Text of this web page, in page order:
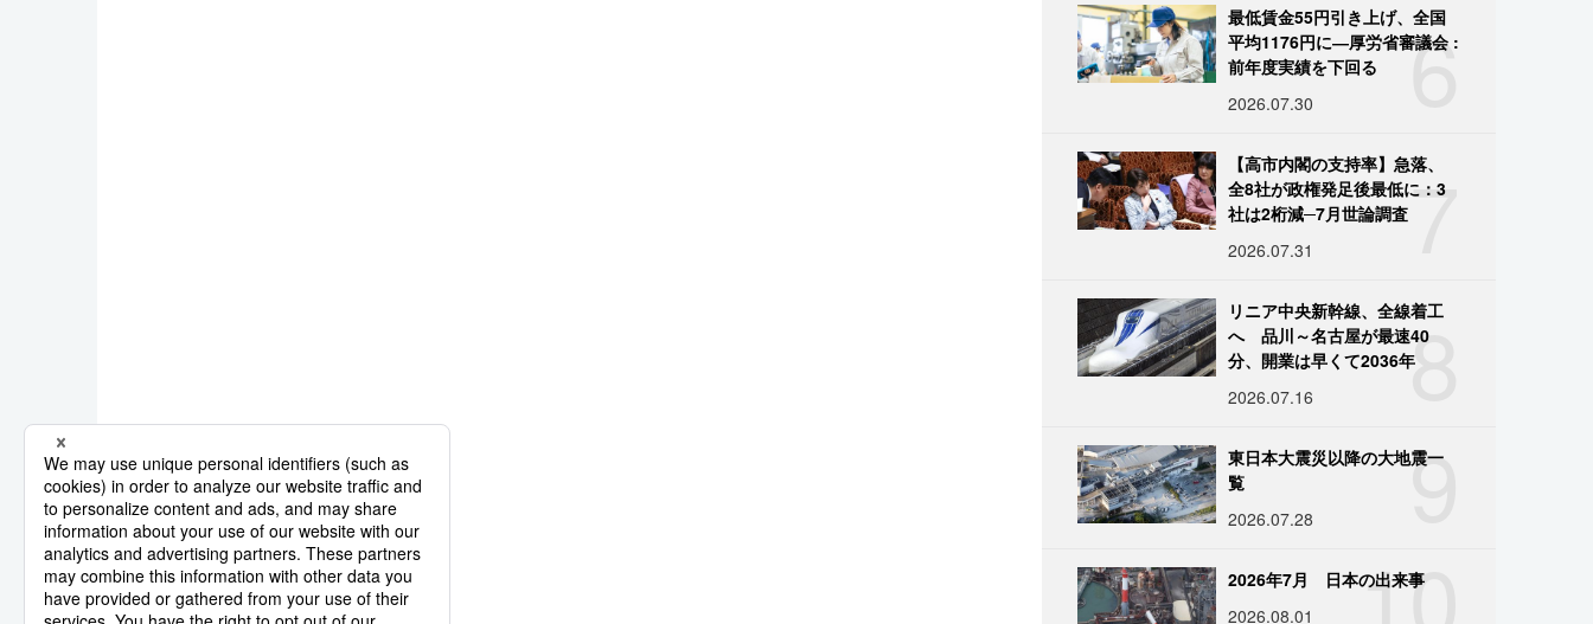
6
最低賃金55円引き上げ、全国
平均1176円に―厚労省審議会 :
前年度実績を下回る
2026.07.30
7
【高市内閣の支持率】急落、
全8社が政権発足後最低に：3
社は2桁減─7月世論調査
2026.07.31
8
リニア中央新幹線、全線着工
へ 品川～名古屋が最速40
分、開業は早くて2036年
2026.07.16
9
東日本大震災以降の大地震一
覧
2026.07.28
10
2026年7月 日本の出来事
2026.08.01